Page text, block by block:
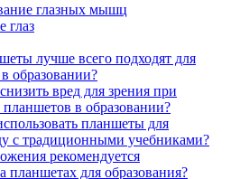
глазных мышц
глаз
лучше всего подходят для
образовании?
вред для зрения при
в образовании?
планшеты для
с традиционными учебниками?
рекомендуется
планшетах для образования?